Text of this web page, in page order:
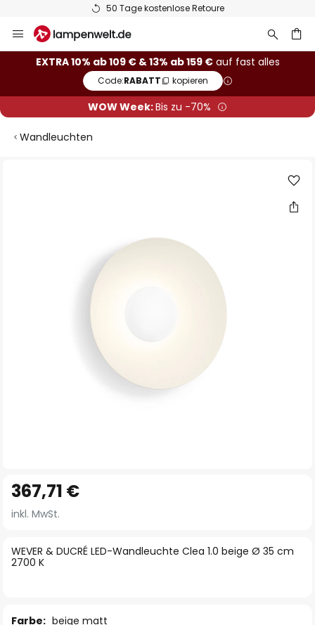
50 Tage kostenlose Retoure
Inhalt
springen
EXTRA 10% ab 109 € & 13% ab 159 €auf fast alles
Code:RABATT kopieren
WOW Week:Bis zu -70%
Wandleuchten
Anfang
der
springen
WEVER & DUCRÉ LED-Wandleuchte Clea 1.0 beige Ø 35 cm
2700 K
367,71 €
inkl. MwSt.
Farbe: beige matt